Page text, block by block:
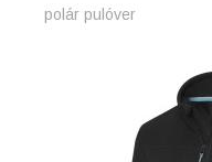
polár pulóver